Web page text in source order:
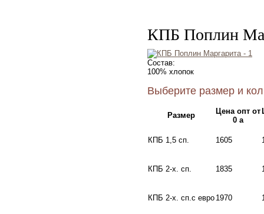
КПБ Поплин
Состав:
100% хлопок
Выберите размер и
Размер
Цена опт от
0 a
КПБ 1,5 сп. 1605
КПБ 2-х. сп. 1835
КПБ 2-х. сп.с евро 1970